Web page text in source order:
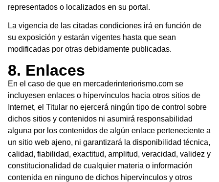
representados o localizados en su portal.
La vigencia de las citadas condiciones irá en función de
su exposición y estarán vigentes hasta que sean
modificadas por otras debidamente publicadas.
8. Enlaces
En el caso de que en mercaderinteriorismo.com se
incluyesen enlaces o hipervínculos hacia otros sitios de
Internet, el Titular no ejercerá ningún tipo de control sobre
dichos sitios y contenidos ni asumirá responsabilidad
alguna por los contenidos de algún enlace perteneciente a
un sitio web ajeno, ni garantizará la disponibilidad técnica,
calidad, fiabilidad, exactitud, amplitud, veracidad, validez y
constitucionalidad de cualquier materia o información
contenida en ninguno de dichos hipervínculos y otros